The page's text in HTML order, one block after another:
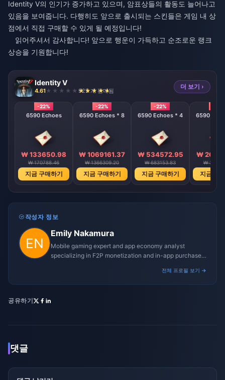
Identity V의 인기가 증가하고 있으며, 암표상들의 활동도 늘어나고
있음을 보여줍니다. 다행히도 앞으로 출시되는 스킨들은 게임 내 상
점에서 직접 구매할 수 있게 될 예정입니다!
읽어주셔서 감사합니다! 앞으로 행운이 가득하고 순조로운 랭크
상승을 기원합니다!
Identity V
4.61 925 개 판매됨
더 보기 ›
-22%
6590 Echoes
₩ 133650.98
₩ 170788.46
지금 구매하기
-22%
6590 Echoes * 8
₩ 1069161.37
₩ 1366309.20
지금 구매하기
-22%
6590 Echoes * 4
₩ 534572.95
₩ 683153.83
지금 구매하기
6590
₩
₩
지금 구
작성자 정보
Emily Nakamura
Mobile gaming expert and app economy analyst
specializing in F2P monetization and in-app purchase
전체 프로필 보기 →
공유하기
댓글